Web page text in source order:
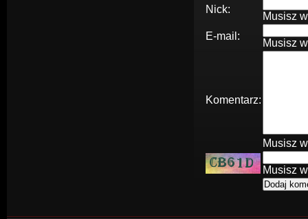
Nick:
Musisz
E-mail:
Musisz
Komentarz:
Musisz
Musisz